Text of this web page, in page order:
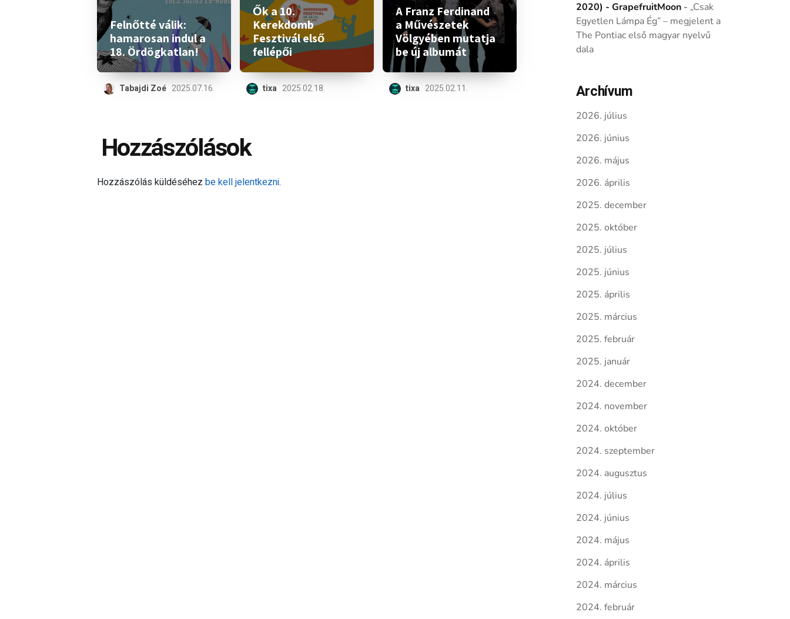
Felnőtté válik:
hamarosan indul a
18. Ördögkatlan!
Tabajdi Zoé 2025.07.16.
Ők a 10.
Kerekdomb
Fesztivál első
fellépői
tixa 2025.02.18.
A Franz Ferdinand
a Művészetek
Völgyében mutatja
be új albumát
tixa 2025.02.11.
Hozzászólások
Hozzászólás küldéséhez be kell jelentkezni.
2020) - GrapefruitMoon- „Csak
Egyetlen Lámpa Ég” – megjelent a
The Pontiac első magyar nyelvű
dala
Archívum
2026. július
2026. június
2026. május
2026. április
2025. december
2025. október
2025. július
2025. június
2025. április
2025. március
2025. február
2025. január
2024. december
2024. november
2024. október
2024. szeptember
2024. augusztus
2024. július
2024. június
2024. május
2024. április
2024. március
2024. február